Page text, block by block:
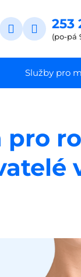
253
(po-pá
Služby pro